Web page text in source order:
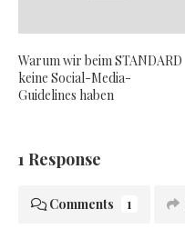
Warum wir beim STANDARD
keine Social-Media-
Guidelines haben
1 Response
Comments 1